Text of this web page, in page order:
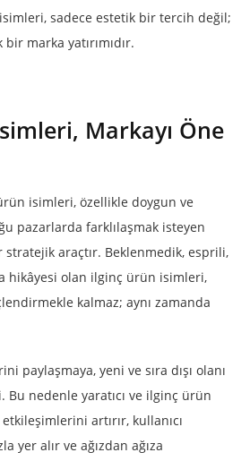
sadece estetik bir tercih değil;
marka yatırımıdır.
Markayı Öne
isimleri, özellikle doygun ve
pazarlarda farklılaşmak isteyen
araçtır. Beklenmedik, esprili,
hikâyesi olan ilginç ürün isimleri,
kalmaz; aynı zamanda
paylaşmaya, yeni ve sıra dışı olanı
nedenle yaratıcı ve ilginç ürün
artırır, kullanıcı
yer alır ve ağızdan ağıza